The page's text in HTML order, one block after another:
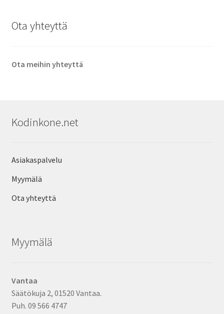
Ota yhteyttä
Ota meihin yhteyttä
Kodinkone.net
Asiakaspalvelu
Myymälä
Ota yhteyttä
Myymälä
Vantaa
Säätökuja 2, 01520 Vantaa.
Puh. 09 566 4747